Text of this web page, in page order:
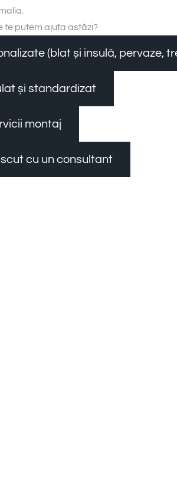
te putem ajuta astăzi?
(blat și insulă, pervaze,
și standardizat
montaj
cu un consultant